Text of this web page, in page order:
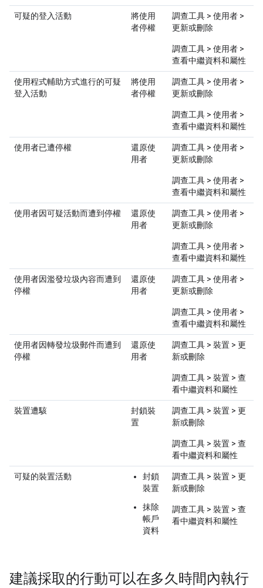
可疑的登入活動
將使用
者停權
調查工具 > 使用者 >
更新或刪除
調查工具 > 使用者 >
查看中繼資料和屬性
使用程式輔助方式進行的可疑
登入活動
將使用
者停權
調查工具 > 使用者 >
更新或刪除
調查工具 > 使用者 >
查看中繼資料和屬性
使用者已遭停權
還原使
用者
調查工具 > 使用者 >
更新或刪除
調查工具 > 使用者 >
查看中繼資料和屬性
使用者因可疑活動而遭到停權
還原使
用者
調查工具 > 使用者 >
更新或刪除
調查工具 > 使用者 >
查看中繼資料和屬性
使用者因濫發垃圾內容而遭到
停權
還原使
用者
調查工具 > 使用者 >
更新或刪除
調查工具 > 使用者 >
查看中繼資料和屬性
使用者因轉發垃圾郵件而遭到
停權
還原使
用者
調查工具 > 裝置 > 更
新或刪除
調查工具 > 裝置 > 查
看中繼資料和屬性
裝置遭駭
封鎖裝
置
調查工具 > 裝置 > 更
新或刪除
調查工具 > 裝置 > 查
看中繼資料和屬性
可疑的裝置活動
封鎖
裝置
抹除
帳戶
資料
調查工具 > 裝置 > 更
新或刪除
調查工具 > 裝置 > 查
看中繼資料和屬性
建議採取的行動可以在多久時間內執行